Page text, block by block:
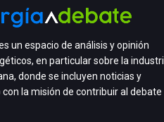
un espacio de análisis y opinión
en particular sobre la
donde se incluyen noticias y
la misión de contribuir al debate